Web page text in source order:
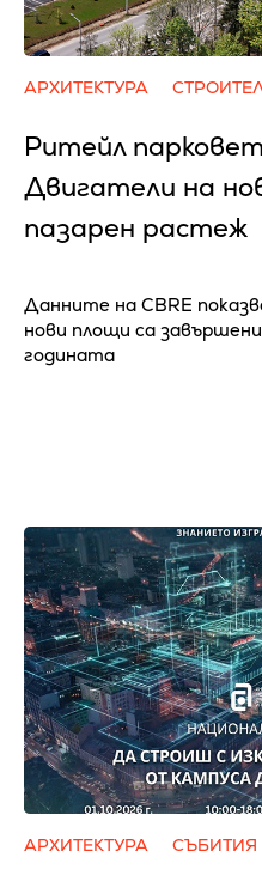
АРХИТЕКТУРА
Ритейл
Двигатели на
пазарен растеж
Данните на CBRE
нови площи са
годината
АРХИТЕКТУРА СЪБИТИЯ